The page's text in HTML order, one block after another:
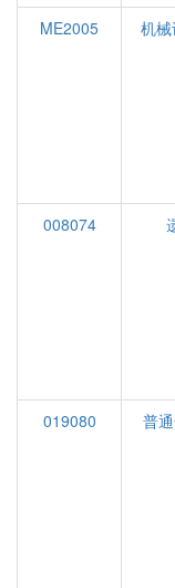
ME2005 机
008074
019080
普